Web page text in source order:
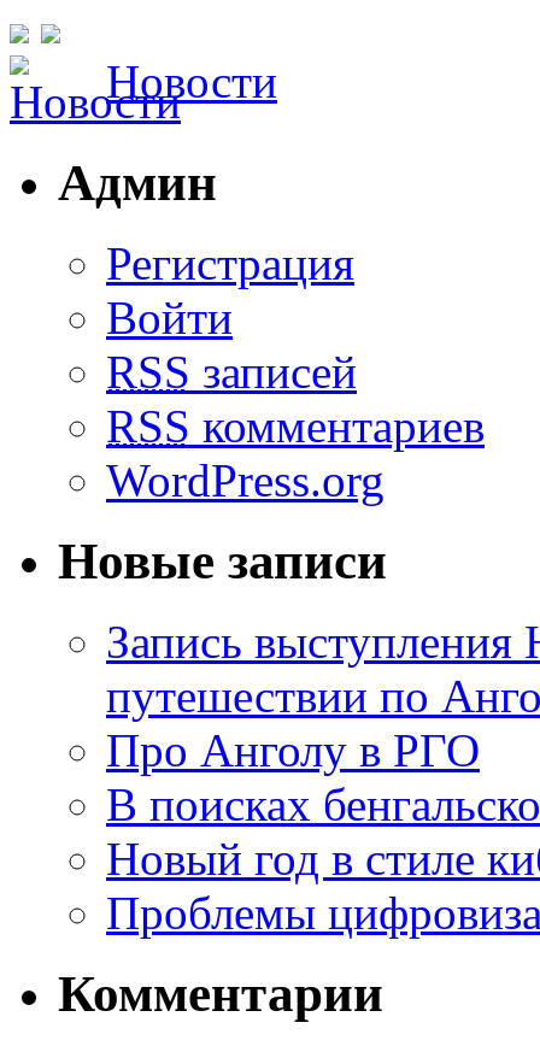
Новости
Админ
Регистрация
Войти
RSS записей
RSS комментариев
WordPress.org
Новые записи
Запись
путешествии по
Про Анголу в РГО
В поисках
Новый год в стиле
Проблемы
Комментарии